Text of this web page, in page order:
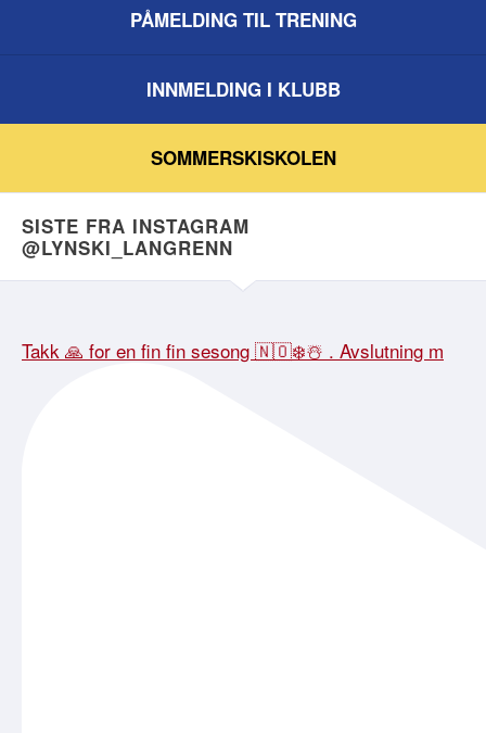
PÅMELDING TIL TRENING
INNMELDING I KLUBB
SOMMERSKISKOLEN
SISTE FRA INSTAGRAM
@LYNSKI_LANGRENN
Takk 🙏 for en fin fin sesong 🇳🇴❄️☃️ . Avslutning m